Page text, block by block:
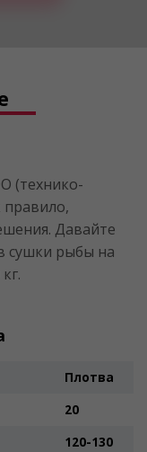
(технико-
правило,
Давайте
сушки рыбы на
Плотва
20
120-130